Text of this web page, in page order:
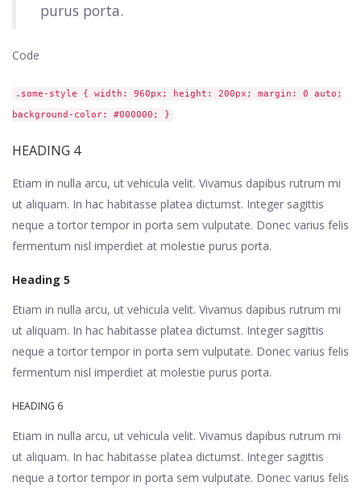
purus porta.
Code
.some-style { width: 960px; height: 200px; margin: 0 auto;
background-color: #000000; }
HEADING 4
Etiam in nulla arcu, ut vehicula velit. Vivamus dapibus rutrum mi
ut aliquam. In hac habitasse platea dictumst. Integer sagittis
neque a tortor tempor in porta sem vulputate. Donec varius felis
fermentum nisl imperdiet at molestie purus porta.
Heading 5
Etiam in nulla arcu, ut vehicula velit. Vivamus dapibus rutrum mi
ut aliquam. In hac habitasse platea dictumst. Integer sagittis
neque a tortor tempor in porta sem vulputate. Donec varius felis
fermentum nisl imperdiet at molestie purus porta.
HEADING 6
Etiam in nulla arcu, ut vehicula velit. Vivamus dapibus rutrum mi
ut aliquam. In hac habitasse platea dictumst. Integer sagittis
neque a tortor tempor in porta sem vulputate. Donec varius felis